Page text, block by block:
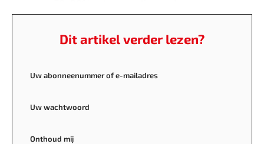
Dit artikel verder lezen?
Uw abonneenummer of e-mailadres
Uw wachtwoord
Onthoud mij